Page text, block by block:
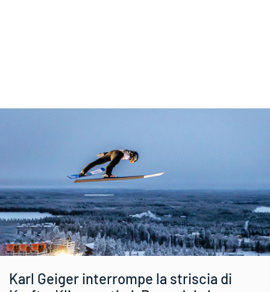
Karl Geiger interrompe la striscia di